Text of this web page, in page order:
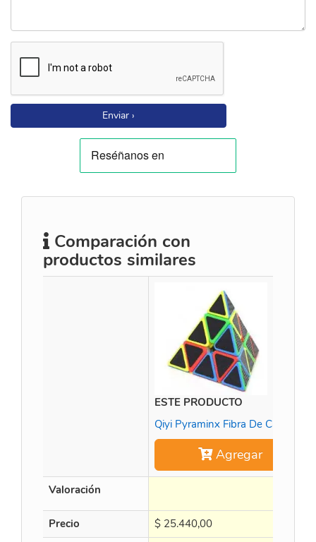
Enviar ›
Comparación con
productos similares
ESTE PRODUCTO
Qiyi Pyraminx Fibra De Carbono
Agregar
Valoración
Precio $ 25.440,00